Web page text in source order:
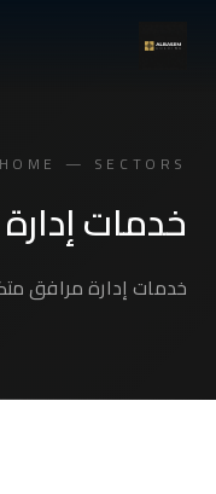
HOME — SECTORS — خدمات إدارة المرافق
خدمات
خدمات إدارة مرافق